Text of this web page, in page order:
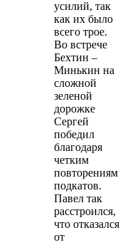
усилий, так
как их было
всего трое.
Во встрече
Бехтин –
Минькин на
сложной
зеленой
дорожке
Сергей
победил
благодаря
четким
повторениям
подкатов.
Павел так
расстроился,
что отказался
от